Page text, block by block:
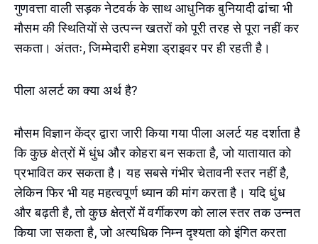
गुणवत्ता वाली सड़क नेटवर्क के साथ आधुनिक बुनियादी ढांचा भी
मौसम की स्थितियों से उत्पन्न खतरों को पूरी तरह से पूरा नहीं कर
सकता। अंततः, जिम्मेदारी हमेशा ड्राइवर पर ही रहती है।
पीला अलर्ट का क्या अर्थ है?
मौसम विज्ञान केंद्र द्वारा जारी किया गया पीला अलर्ट यह दर्शाता है
कि कुछ क्षेत्रों में धुंध और कोहरा बन सकता है, जो यातायात को
प्रभावित कर सकता है। यह सबसे गंभीर चेतावनी स्तर नहीं है,
लेकिन फिर भी यह महत्वपूर्ण ध्यान की मांग करता है। यदि धुंध
और बढ़ती है, तो कुछ क्षेत्रों में वर्गीकरण को लाल स्तर तक उन्नत
किया जा सकता है, जो अत्यधिक निम्न दृश्यता को इंगित करता